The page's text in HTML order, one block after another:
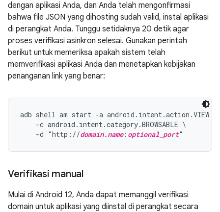
dengan aplikasi Anda, dan Anda telah mengonfirmasi
bahwa file JSON yang dihosting sudah valid, instal aplikasi
di perangkat Anda. Tunggu setidaknya 20 detik agar
proses verifikasi asinkron selesai. Gunakan perintah
berikut untuk memeriksa apakah sistem telah
memverifikasi aplikasi Anda dan menetapkan kebijakan
penanganan link yang benar:
adb shell am start -a android.intent.action.VIEW \
    -c android.intent.category.BROWSABLE \
    -d "http://
domain.name: optional_port
Verifikasi manual
Mulai di Android 12, Anda dapat memanggil verifikasi
domain untuk aplikasi yang diinstal di perangkat secara